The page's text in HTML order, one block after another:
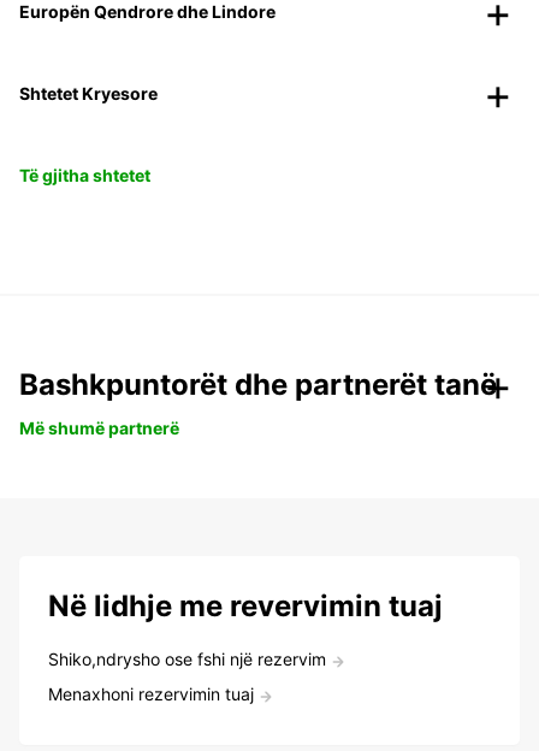
Europën Qendrore dhe Lindore
Shtetet Kryesore
Të gjitha shtetet
Bashkpuntorët dhe partnerët tanë
Më shumë partnerë
Në lidhje me revervimin tuaj
Shiko,ndrysho ose fshi një rezervim
Menaxhoni rezervimin tuaj